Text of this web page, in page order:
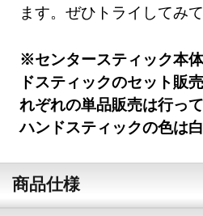
ます。ぜひトライしてみて
※センタースティック本
ドスティックのセット販
れぞれの単品販売は行っ
ハンドスティックの色は
商品仕様